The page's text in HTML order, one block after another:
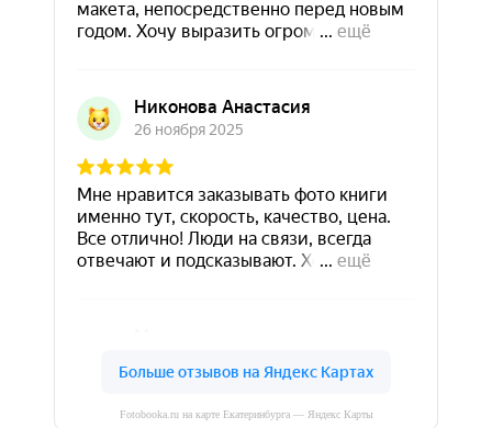
Fotobooka.ru на карте Екатеринбурга — Яндекс Карты